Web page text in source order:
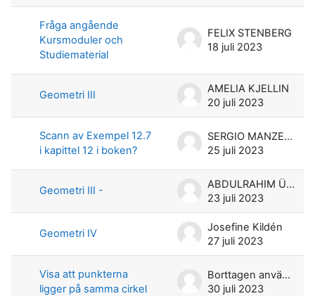
Fråga angående
Kursmoduler och
Studiematerial
FELIX STENBERG
18 juli 2023
Geometri III
AMELIA KJELLIN
20 juli 2023
Scann av Exempel 12.7
i kapittel 12 i boken?
SERGIO MANZETTI
25 juli 2023
Geometri III -
ABDULRAHIM ÜNVER
23 juli 2023
Geometri IV
Josefine Kildén
27 juli 2023
Visa att punkterna
ligger på samma cirkel
Borttagen användare
30 juli 2023